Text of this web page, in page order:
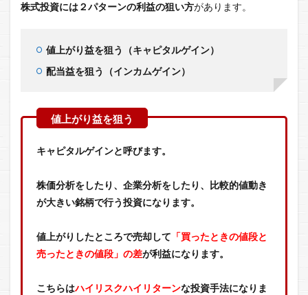
株式投資には２パターンの利益の狙い方があります。
値上がり益を狙う（キャピタルゲイン）
配当益を狙う（インカムゲイン）
キャピタルゲインと呼びます。
株価分析をしたり、企業分析をしたり、比較的値動き
が大きい銘柄で行う投資になります。
値上がりしたところで売却して 「買ったときの値段と
売ったときの値段」の差が利益になります。
こちらはハイリスクハイリターンな投資手法になりま